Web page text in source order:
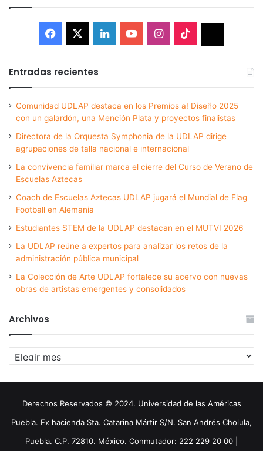
Facebook LinkedInYouTubeInstagram
Entradas recientes
Comunidad UDLAP destaca en los Premios a! Diseño 2025
con un galardón, una Mención Plata y proyectos finalistas
Directora de la Orquesta Symphonia de la UDLAP dirige
agrupaciones de talla nacional e internacional
La convivencia familiar marca el cierre del Curso de Verano de
Escuelas Aztecas
Coach de Escuelas Aztecas UDLAP jugará el Mundial de Flag
Football en Alemania
Estudiantes STEM de la UDLAP destacan en el MUTVI 2026
La UDLAP reúne a expertos para analizar los retos de la
administración pública municipal
La Colección de Arte UDLAP fortalece su acervo con nuevas
obras de artistas emergentes y consolidados
Archivos
Archivos
Derechos Reservados © 2024. Universidad de las Américas
Puebla. Ex hacienda Sta. Catarina Mártir S/N. San Andrés Cholula,
Puebla. C.P. 72810. México. Conmutador: 222 229 20 00 |